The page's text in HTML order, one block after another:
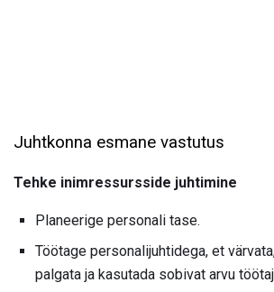
Juhtkonna esmane vastutus
Tehke inimressursside juhtimine
Planeerige personali tase.
Töötage personalijuhtidega, et
palgata ja kasutada sobivat arvu